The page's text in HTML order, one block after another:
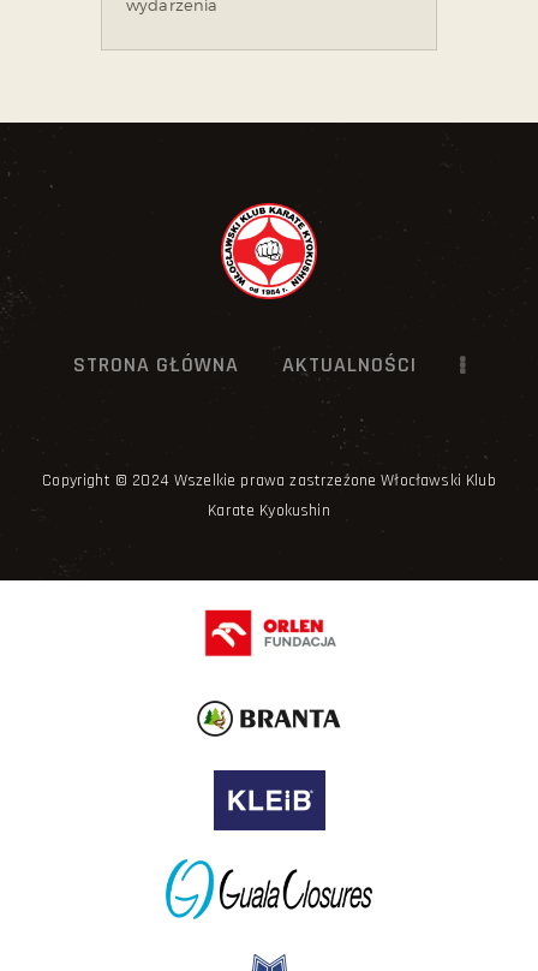
wydarzenia
STRONA GŁÓWNA AKTUALNOŚCI
Copyright © 2024 Wszelkie prawa zastrzeżone Włocławski Klub
Karate Kyokushin